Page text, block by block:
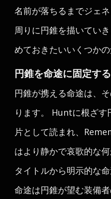
名前が落ちるまでジェ
周りに円錐を描いてい
めておきたいいくつかの
円錐を命途に固定する
円錐が携える命途は、
ります。 Huntに根ざす
片として読まれ、
はより静かで哀歌的な
タイトルから明示的な
命途は円錐が望む装備